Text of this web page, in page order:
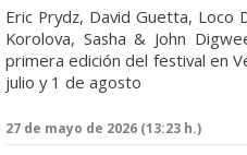
Eric Prydz, David Guetta, Loco
Korolova, Sasha & John
primera edición del festival en
julio y 1 de agosto
27 de mayo de 2026 (13:23 h.)